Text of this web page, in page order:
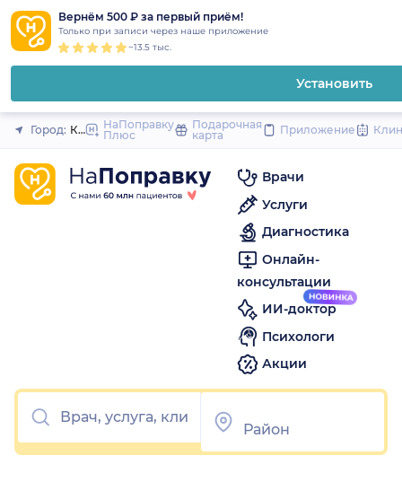
Вернём 500 ₽ за первый приём!
Только при записи через наше приложение
~13.5 тыс.
Установить
Закрыть
Город: КраснодарНаПоправку
Плюс
Подарочная
карта
Приложение
Врачи
Услуги
Диагностика
Онлайн-
консультации
ИИ-доктор
Психологи
Акции